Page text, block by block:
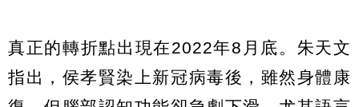
真正的轉折點出現在2022年8月底。朱天文
指出，侯孝賢染上新冠病毒後，雖然身體康